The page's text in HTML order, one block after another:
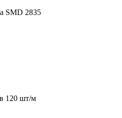
SMD 2835
120 шт/м